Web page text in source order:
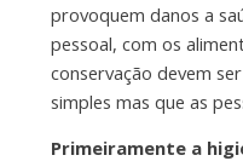
provoquem danos a
pessoal, com os
conservação devem
simples mas que as
Primeiramente a